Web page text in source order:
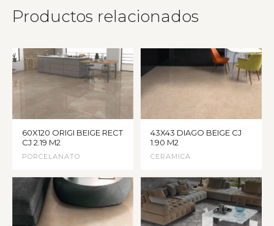
Productos relacionados
60X120 ORIGI BEIGE RECT
CJ 2.19 M2
PORCELANATO
43X43 DIAGO BEIGE CJ
1.90 M2
CERAMICA